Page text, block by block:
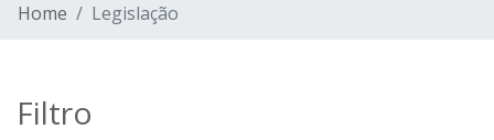
Home Legislação
Filtro